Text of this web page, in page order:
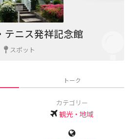
テニス発祥記念館
スポット
トーク
カテゴリー
観光・地域